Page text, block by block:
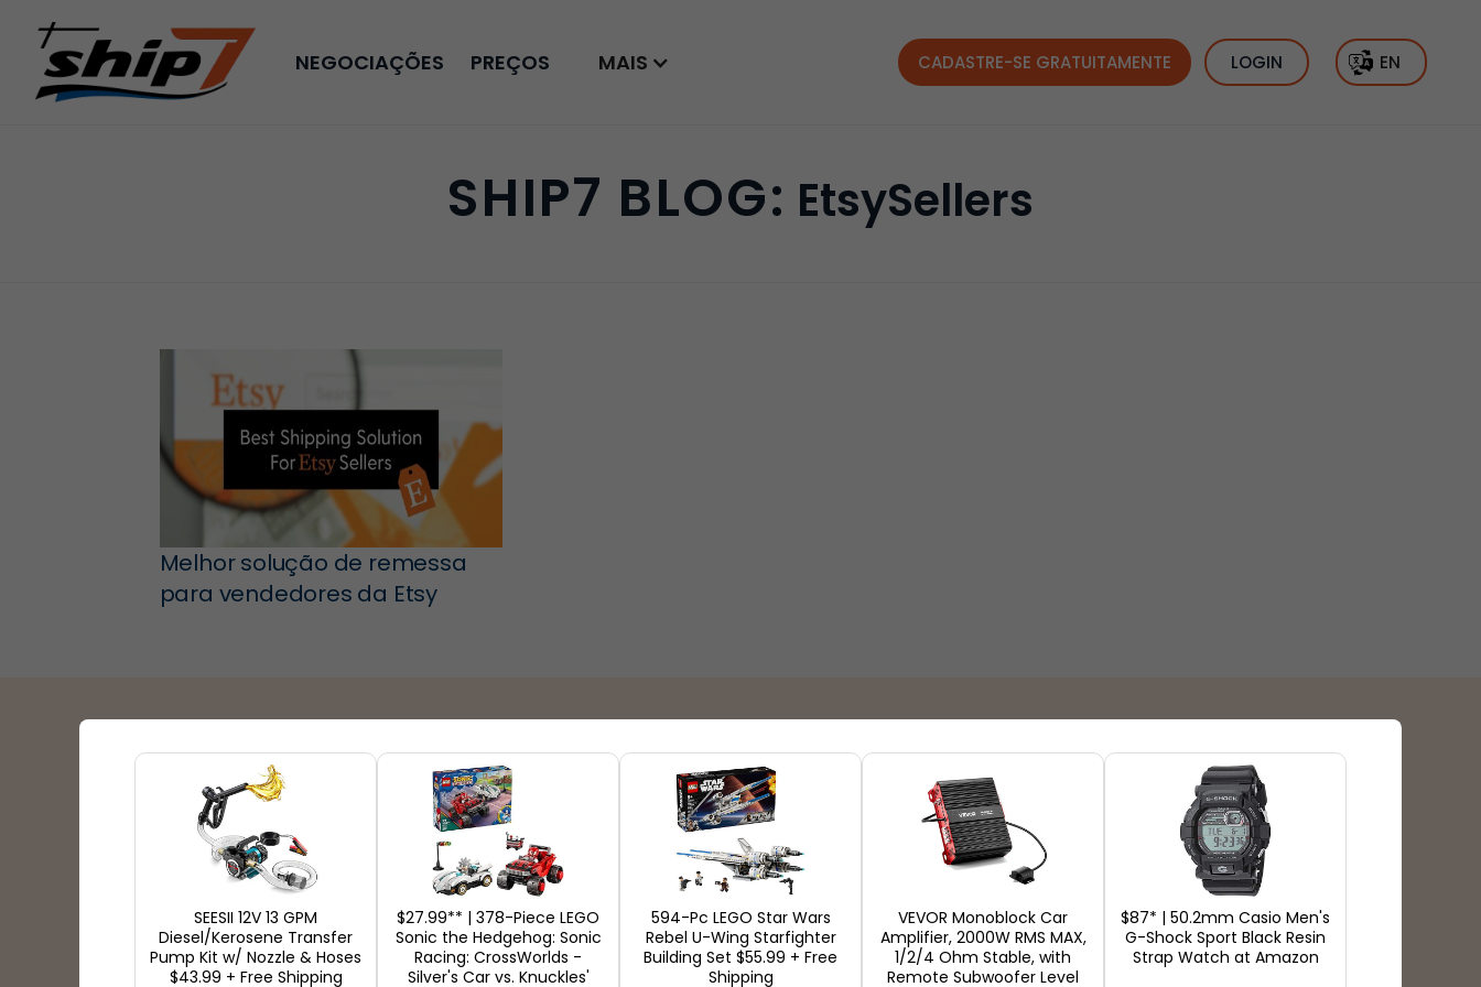
NEGOCIAÇÕES PREÇOS MAIS CADASTRE-SE GRATUITAMENTE LOGIN EN
SHIP7 BLOG: EtsySellers
Melhor solução de remessa
para vendedores da Etsy
Parceiros de embarque Lojas Tipos de pagamento
SEESII 12V 13 GPM
Diesel/Kerosene Transfer
Pump Kit w/ Nozzle & Hoses
$43.99 + Free Shipping
$27.99** | 378-Piece LEGO
Sonic the Hedgehog: Sonic
Racing: CrossWorlds -
Silver's Car vs. Knuckles'
594-Pc LEGO Star Wars
Rebel U-Wing Starfighter
Building Set $55.99 + Free
Shipping
VEVOR Monoblock Car
Amplifier, 2000W RMS MAX,
1/2/4 Ohm Stable, with
Remote Subwoofer Level
$87* | 50.2mm Casio Men's
G-Shock Sport Black Resin
Strap Watch at Amazon